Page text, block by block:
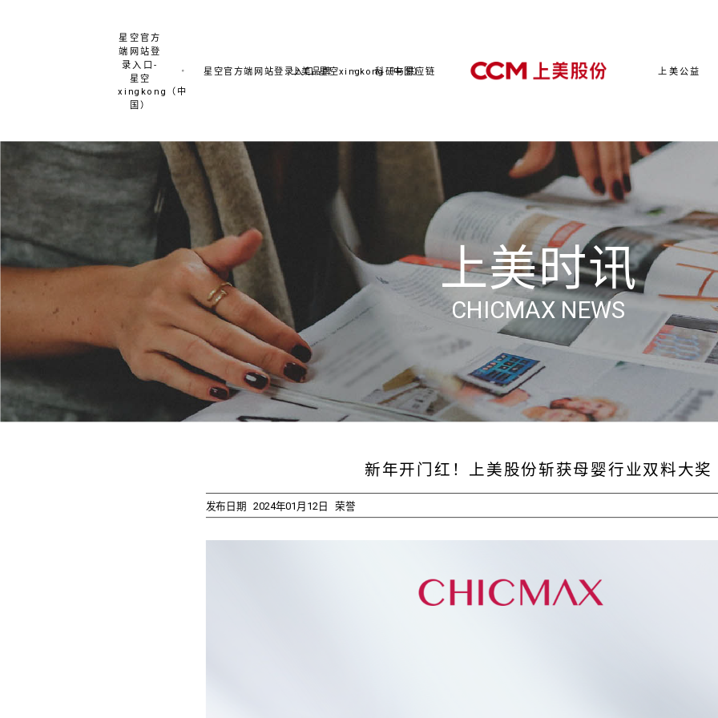
星空官方
端网站登
录入口-
星空
xingkong（中
国）
星空官方端网站登录入口-星空xingkong（中国）
上美品牌 科研与供应链 上美公益
上美时讯
CHICMAX NEWS
新年开门红！上美股份斩获母婴行业双料大奖
发布日期 2024年01月12日 荣誉